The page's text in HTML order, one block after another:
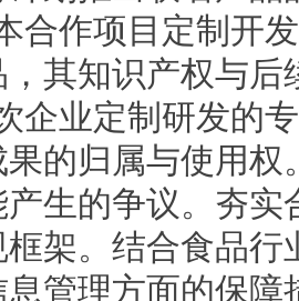
合作项目定制开
其知识产权与后
企业定制研发的
的归属与使用
生的争议。夯
架。结合食品
管理方面的保